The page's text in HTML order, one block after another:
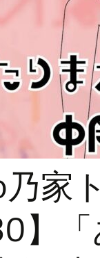
乃家
】